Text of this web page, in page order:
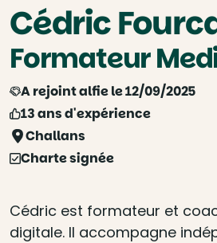
Cédric
Formateur
A rejoint alfie le 12/09/2025
13 ans d'expérience
Challans
Charte signée
Cédric est formateur et
digitale. Il accompagne